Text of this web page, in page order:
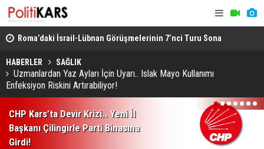
Roma’daki İsrail-Lübnan Görüşmelerinin 7’nci Turu Sona
Erdi
HABERLER SAĞLIK
Uzmanlardan Yaz Ayları İçin Uyarı.. Islak Mayo Kullanımı
Enfeksiyon Riskini Artırabiliyor!
CHP Kars’ta Devir Krizi.. Yeni İl
Başkanı Çilingirle Parti Binasına
Girdi!
1 2 3 4 5 6 7